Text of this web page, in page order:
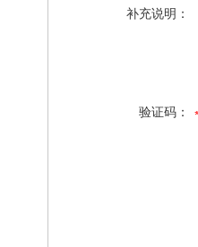
补充说明：
验证码：